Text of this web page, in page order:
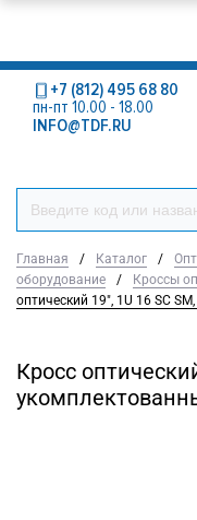
+7 (812) 495 68 80
пн-пт 10.00 - 18.00
INFO@TDF.RU
Главная / Каталог /
оборудование
/ Кроссы
оптический 19", 1U 16 SC
Кросс